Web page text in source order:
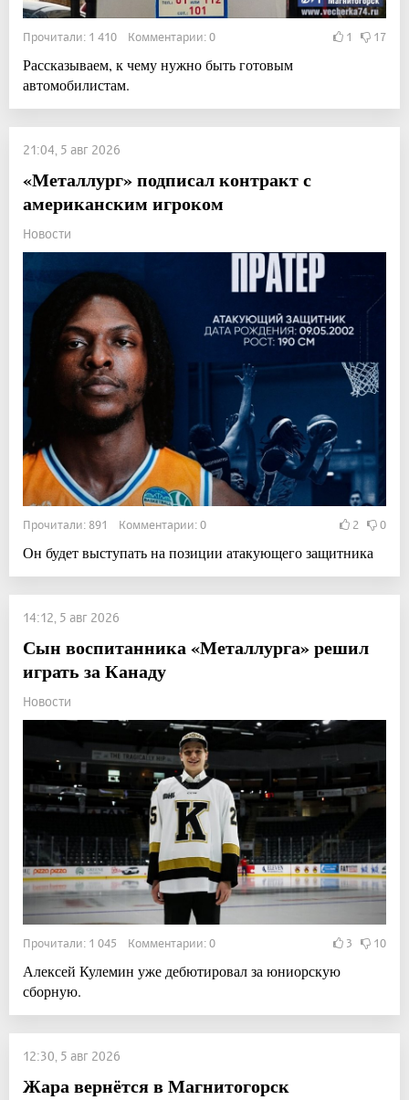
Прочитали: 1 410 Комментарии: 0 1 17
Рассказываем, к чему нужно быть готовым
автомобилистам.
21:04, 5 авг 2026
«Металлург» подписал контракт с
американским игроком
Новости
Прочитали: 891 Комментарии: 0 2 0
Он будет выступать на позиции атакующего защитника
14:12, 5 авг 2026
Сын воспитанника «Металлурга» решил
играть за Канаду
Новости
Прочитали: 1 045 Комментарии: 0 3 10
Алексей Кулемин уже дебютировал за юниорскую
сборную.
12:30, 5 авг 2026
Жара вернётся в Магнитогорск